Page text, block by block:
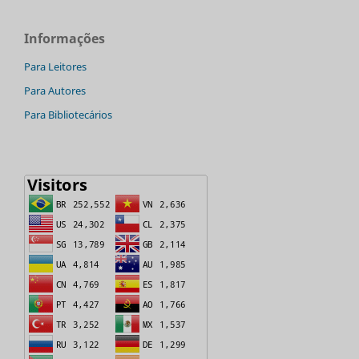
Informações
Para Leitores
Para Autores
Para Bibliotecários